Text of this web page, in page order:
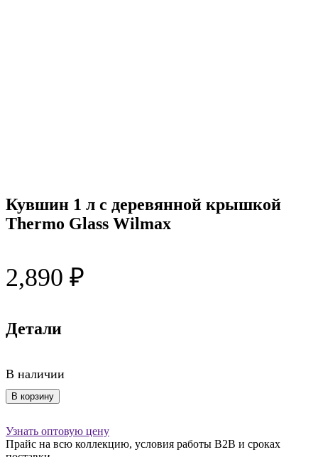
Кувшин 1 л с деревянной крышкой
Thermo Glass Wilmax
2,890 ₽
Детали
В наличии
Количество
товара
1
л
В корзину
Узнать оптовую цену
Прайс на всю коллекцию, условия работы В2В и сроках